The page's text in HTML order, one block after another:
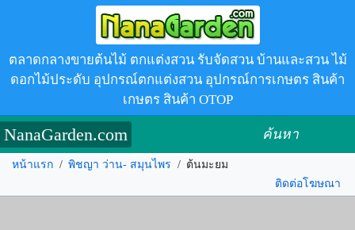
ตลาดกลางขายต้นไม้ ตกแต่งสวน รับจัดสวน บ้านและสวน ไม้
ดอกไม้ประดับ อุปกรณ์ตกแต่งสวน อุปกรณ์การเกษตร สินค้า
เกษตร สินค้า OTOP
NanaGarden.com ค้นหา
หน้าแรก / พิชญา ว่าน- สมุนไพร / ต้นมะยม
ติดต่อโฆษณา